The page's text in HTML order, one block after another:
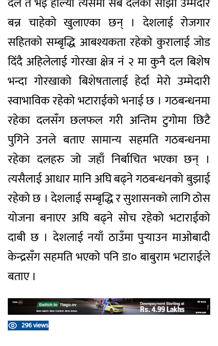
बन्न चाहेको खुलाएका छन् । देशलाई रोजगार
सहितको सम्बृद्धि आबश्यकता रहेको कुरालाई जोड
दिंदै अहिलेलाई गोरखा क्षेत्र नं २ मा कुनै दल बिशेष
भन्दा गोरखाको बिशेषतालाई हेर्दा मेरो उम्मेदारी
स्वाभाविक रहेको भटाराईको भनाई छ । गठबन्धनमा
रहेका दलसँग छलफल गरी अन्तिम टुगोमा छिटै
पुगिने उनले बताए सामान्य सहमति गठबन्धनमा
रहेका दलहरु जो जहाँ निर्बाचित भएका छन् ।
त्यसैलाई आधार मानि अघि बढ्ने गठबन्धनको बुझाई
रहेको छ । देशलाई सम्बृद्धि र सुशासनको लागि ठोस
योजना बनाएर अघि बढ्ने सोच रहेको भटाराईको
दाबी छ । देशलाई नयाँ ठाउँमा पुऱ्याउन माओबादी
केन्द्रसँग सहमति भएको पनि डा० बाबुराम भटाराईले
बताए ।
296 views